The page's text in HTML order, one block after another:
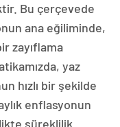
Bu çerçevede
ana eğiliminde,
zayıflama
yaz
hızlı bir şekilde
enflasyonun
süreklilik